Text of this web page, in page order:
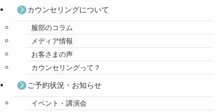
カウンセリングについて
服部のコラム
メディア情報
お客さまの声
カウンセリングって？
ご予約状況・お知らせ
イベント・講演会